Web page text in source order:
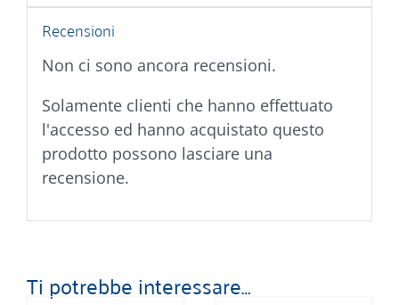
Recensioni
Non ci sono ancora recensioni.
Solamente clienti che hanno effettuato
l'accesso ed hanno acquistato questo
prodotto possono lasciare una
recensione.
Ti potrebbe interessare…